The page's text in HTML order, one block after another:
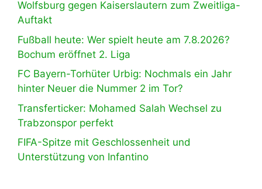
Wolfsburg gegen Kaiserslautern zum Zweitliga-
Auftakt
Fußball heute: Wer spielt heute am 7.8.2026?
Bochum eröffnet 2. Liga
FC Bayern-Torhüter Urbig: Nochmals ein Jahr
hinter Neuer die Nummer 2 im Tor?
Transferticker: Mohamed Salah Wechsel zu
Trabzonspor perfekt
FIFA-Spitze mit Geschlossenheit und
Unterstützung von Infantino